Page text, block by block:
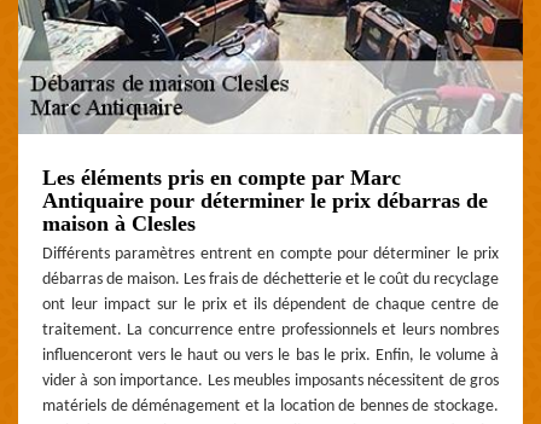
Les éléments pris en compte par Marc
Antiquaire pour déterminer le prix débarras de
maison à Clesles
Différents paramètres entrent en compte pour déterminer le prix
débarras de maison. Les frais de déchetterie et le coût du recyclage
ont leur impact sur le prix et ils dépendent de chaque centre de
traitement. La concurrence entre professionnels et leurs nombres
influenceront vers le haut ou vers le bas le prix. Enfin, le volume à
vider à son importance. Les meubles imposants nécessitent de gros
matériels de déménagement et la location de bennes de stockage.